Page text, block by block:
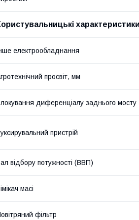
характеристики
електрообладнання
просвіт, мм
диференціалу заднього мосту
пристрій
відбору потужності (ВВП)
масі
фільтр